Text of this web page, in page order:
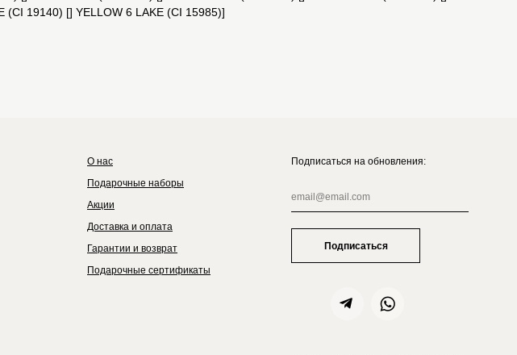
(CI 19140) [] YELLOW 6 LAKE (CI 15985)]
О нас
Подарочные наборы
Акции
Доставка и оплата
Гарантии и возврат
Подарочные сертификаты
Подписаться на обновления:
Подписаться